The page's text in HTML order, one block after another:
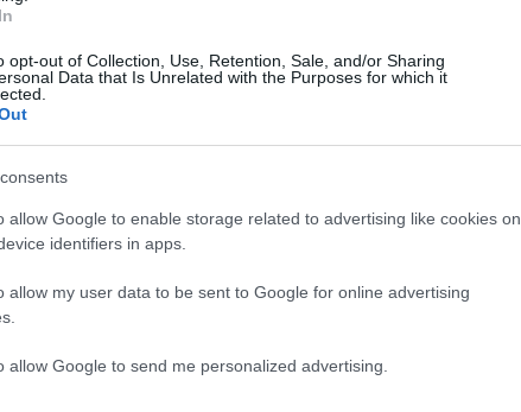
opt-out of Collection, Use, Retention, Sale, and/or Sharing
Data that Is Unrelated with the Purposes for which it
allow Google to enable storage related to advertising like cookies on
identifiers in apps.
allow my user data to be sent to Google for online advertising
allow Google to send me personalized advertising.